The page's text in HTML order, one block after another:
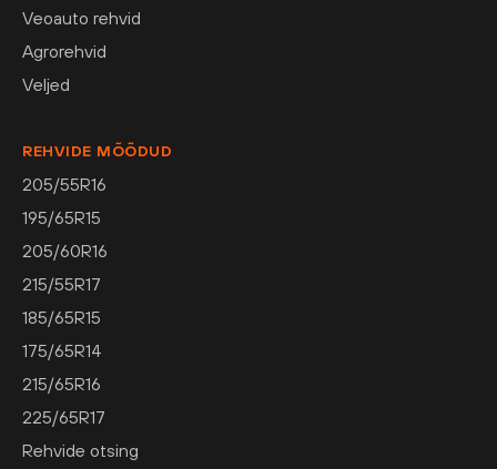
Veoauto rehvid
Agrorehvid
Veljed
REHVIDE MÕÕDUD
205/55R16
195/65R15
205/60R16
215/55R17
185/65R15
175/65R14
215/65R16
225/65R17
Rehvide otsing